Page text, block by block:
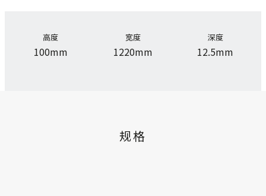
高度
100mm
宽度
1220mm
深度
12.5mm
规格